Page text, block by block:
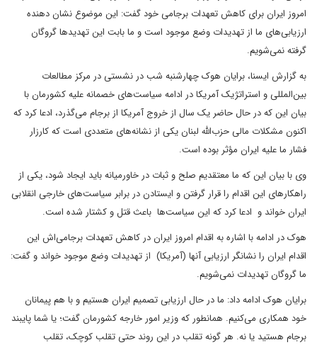
امروز ایران برای کاهش تعهدات برجامی خود گفت: این موضوع نشان دهنده
ارزیابی‌های ما از تهدیدات وضع موجود است و ما بابت این تهدیدها گروگان
گرفته نمی‌شویم.
به گزارش ایسنا، برایان هوک چهارشنبه شب در نشستی در مرکز مطالعات
بین‌المللی و استراتژیک آمریکا در ادامه سیاست‌های خصمانه علیه کشورمان با
بیان این که در حال حاضر یک سال از خروج آمریکا از برجام می‌گذرد، ادعا کرد که
اکنون مشکلات مالی حزب‌الله لبنان یکی از نشانه‌های متعددی است که کارزار
فشار ما علیه ایران مؤثر بوده است.
وی با بیان این که ما معتقدیم صلح و ثبات در خاورمیانه باید ایجاد شود، یکی از
راهکارهای این اقدام را قرار گرفتن و ایستادن در برابر سیاست‌های خارجی انقلابی
ایران خواند و ادعا کرد که این سیاست‌ها باعث قتل و کشتار شده است.
هوک در ادامه با اشاره به اقدام امروز ایران در کاهش تعهدات برجامی‌اش این
اقدام ایران را نشانگر ارزیابی آنها (آمریکا) از تهدیدات وضع موجود خواند و گفت:
ما گروگان تهدیدات نمی‌شویم.
برایان هوک ادامه داد: ما در حال ارزیابی تصمیم ایران هستیم و با هم پیمانان
خود همکاری می‌کنیم. همانطور که وزیر امور خارجه کشورمان گفت؛ یا شما پایبند
برجام هستید یا نه. هر گونه تقلب در این روند حتی تقلب کوچک، تقلب